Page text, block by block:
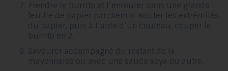
Prendre le burrito et l’enrouler dans une grande
feuille de papier parchemin. Rouler les extrémités
du papier, puis à l’aide d’un couteau, couper le
burrito en 2.
Savourer accompagné du restant de la
mayonnaise ou avec une sauce soya ou autre.